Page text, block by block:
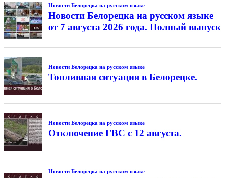
Новости Белорецка на русском языке
Новости Белорецка на русском языке
от 7 августа 2026 года. Полный выпуск
Новости Белорецка на русском языке
Топливная ситуация в Белорецке.
Новости Белорецка на русском языке
Отключение ГВС с 12 августа.
Новости Белорецка на русском языке